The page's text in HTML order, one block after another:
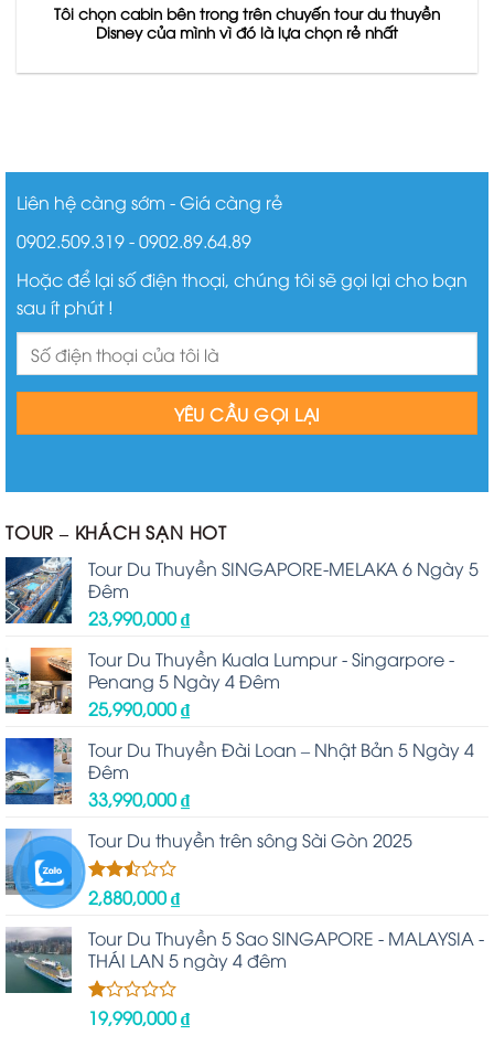
Tôi chọn cabin bên trong trên chuyến tour du thuyền
Disney của mình vì đó là lựa chọn rẻ nhất
Liên hệ càng sớm - Giá càng rẻ
0902.509.319 - 0902.89.64.89
Hoặc để lại số điện thoại, chúng tôi sẽ gọi lại cho bạn
sau ít phút !
TOUR – KHÁCH SẠN HOT
Tour Du Thuyền SINGAPORE-MELAKA 6 Ngày 5
Đêm
23,990,000₫
Tour Du Thuyền Kuala Lumpur - Singarpore -
Penang 5 Ngày 4 Đêm
25,990,000₫
Tour Du Thuyền Đài Loan – Nhật Bản 5 Ngày 4
Đêm
33,990,000₫
Tour Du thuyền trên sông Sài Gòn 2025
Được
hạng
2.48
5 sao
2,880,000₫
Tour Du Thuyền 5 Sao SINGAPORE - MALAYSIA -
THÁI LAN 5 ngày 4 đêm
Được
19,990,000₫